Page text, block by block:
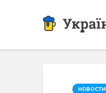
НОВОСТИ